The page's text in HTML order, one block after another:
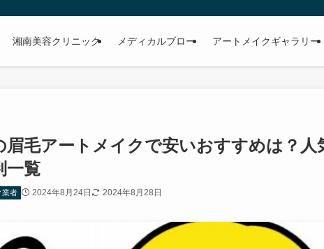
湘南美容クリニック メディカルブロー アートメイクギャラリー
眉毛アートメイクで安いおすすめは？人
一覧
業者 2024年8月24日 2024年8月28日